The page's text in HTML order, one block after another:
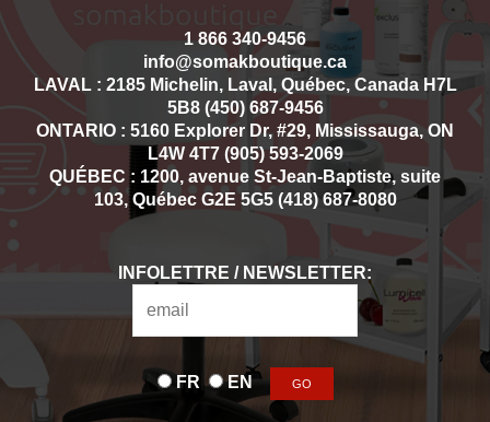
1 866 340-9456
info@somakboutique.ca
LAVAL : 2185 Michelin, Laval, Québec, Canada H7L
5B8 (450) 687-9456
ONTARIO : 5160 Explorer Dr, #29, Mississauga, ON
L4W 4T7 (905) 593-2069
QUÉBEC : 1200, avenue St-Jean-Baptiste, suite
103, Québec G2E 5G5 (418) 687-8080
INFOLETTRE / NEWSLETTER:
FR EN